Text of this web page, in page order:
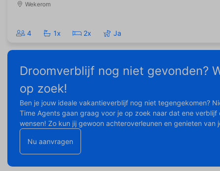
Wekerom
4 1x 2x Ja
Droomverblijf nog niet gevonden?
op zoek!
Ben je jouw ideale vakantieverblijf nog niet tegengekomen?
Time Agents gaan graag voor je op zoek naar dat ene verblijf
wensen! Zo kun jij gewoon achteroverleunen en genieten van
Nu aanvragen